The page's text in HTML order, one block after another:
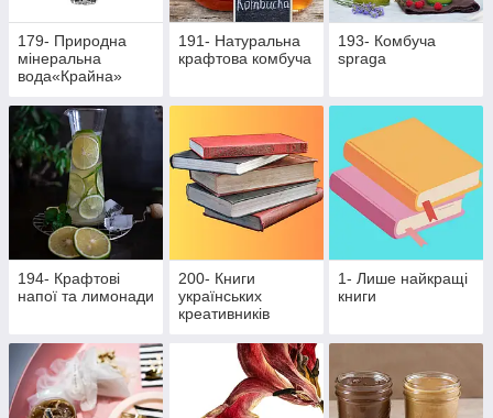
179- Природна
мінеральна
вода«Крайна»
191- Натуральна
крафтова комбуча
193- Комбуча
spraga
194- Крафтові
напої та лимонади
200- Книги
українських
креативників
1- Лише найкращі
книги